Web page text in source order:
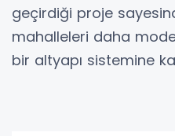
geçirdiği proje
mahalleleri daha
bir altyapı sistemine